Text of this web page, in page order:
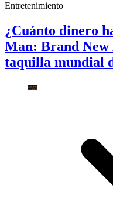
Entretenimiento
¿Cuánto dinero
Man: Brand New
taquilla mundial